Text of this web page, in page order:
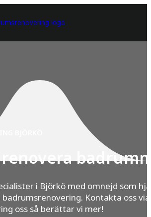
BJÖRKÖ
i Björkö med omnejd som
Kontakta oss via
oss så berättar vi mer!